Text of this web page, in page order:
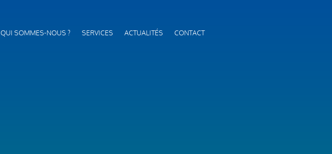
QUI SOMMES-NOUS ? SERVICES ACTUALITÉS CONTACT